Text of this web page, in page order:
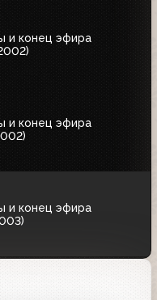
и конец эфира
и конец эфира
и конец эфира